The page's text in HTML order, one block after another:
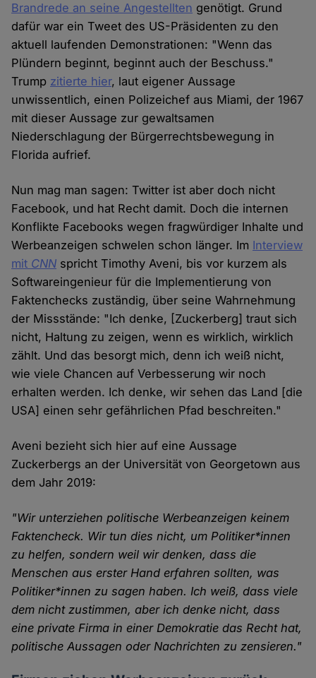
Brandrede an seine Angestellten genötigt. Grund
dafür war ein Tweet des US-Präsidenten zu den
aktuell laufenden Demonstrationen: "Wenn das
Plündern beginnt, beginnt auch der Beschuss."
Trump zitierte hier, laut eigener Aussage
unwissentlich, einen Polizeichef aus Miami, der 1967
mit dieser Aussage zur gewaltsamen
Niederschlagung der Bürgerrechtsbewegung in
Florida aufrief.
Nun mag man sagen: Twitter ist aber doch nicht
Facebook, und hat Recht damit. Doch die internen
Konflikte Facebooks wegen fragwürdiger Inhalte und
Werbeanzeigen schwelen schon länger. Im Interview
mit CNN spricht Timothy Aveni, bis vor kurzem als
Softwareingenieur für die Implementierung von
Faktenchecks zuständig, über seine Wahrnehmung
der Missstände: "Ich denke, [Zuckerberg] traut sich
nicht, Haltung zu zeigen, wenn es wirklich, wirklich
zählt. Und das besorgt mich, denn ich weiß nicht,
wie viele Chancen auf Verbesserung wir noch
erhalten werden. Ich denke, wir sehen das Land [die
USA] einen sehr gefährlichen Pfad beschreiten."
Aveni bezieht sich hier auf eine Aussage
Zuckerbergs an der Universität von Georgetown aus
dem Jahr 2019:
"Wir unterziehen politische Werbeanzeigen keinem
Faktencheck. Wir tun dies nicht, um Politiker*innen
zu helfen, sondern weil wir denken, dass die
Menschen aus erster Hand erfahren sollten, was
Politiker*innen zu sagen haben. Ich weiß, dass viele
dem nicht zustimmen, aber ich denke nicht, dass
eine private Firma in einer Demokratie das Recht hat,
politische Aussagen oder Nachrichten zu zensieren."